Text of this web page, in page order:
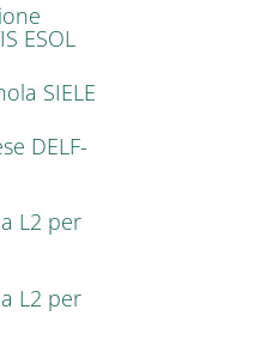
ESOL
SIELE
DELF-
L2 per
L2 per